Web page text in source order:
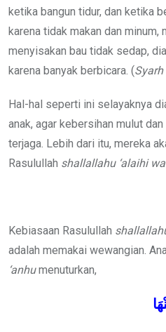
ketika bangun tidur, dan ketika
karena tidak makan dan minum,
menyisakan bau tidak sedap,
karena banyak berbicara. (Syarh
Hal-hal seperti ini selayaknya
anak, agar kebersihan mulut
terjaga. Lebih dari itu, mereka
Rasulullah shallallahu ‘alaihi
Kebiasaan Rasulullah
adalah memakai wewangian.
‘anhumenuturkan,